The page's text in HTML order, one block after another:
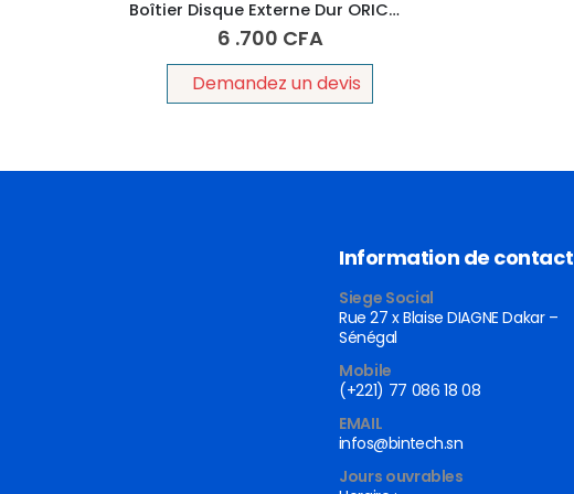
Boîtier Disque Externe Dur ORICO USB 3.0, SATA pour HDD et SSD DE 2,5 (Transparent)
6 .700 CFA
Demandez un devis
Information de contact
Siege Social
Rue 27 x Blaise DIAGNE Dakar –
Sénégal
Mobile
(+221) 77 086 18 08
EMAIL
infos@bintech.sn
Jours ouvrables